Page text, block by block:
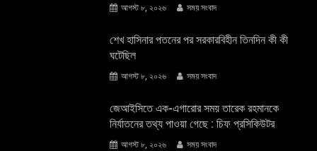
আগস্ট ৮, ২০২৬ সময় সংবাদ
শেখ হাসিনার পতনের পর সরকারবিহীন তিনদিন কী কী
ঘটেছিল
আগস্ট ৮, ২০২৬ সময় সংবাদ
জেআইসিতে এক-এগারোর সময় তারেক রহমানকে
নির্যাতনের তথ্য পাওয়া গেছে : চিফ প্রসিকিউটর
আগস্ট ৮, ২০২৬ সময় সংবাদ